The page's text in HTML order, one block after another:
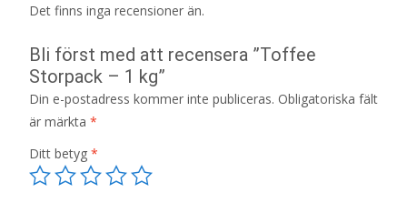
Det finns inga recensioner än.
Bli först med att recensera ”Toffee
Storpack – 1 kg”
Din e-postadress kommer inte publiceras. Obligatoriska fält
är märkta *
Ditt betyg *